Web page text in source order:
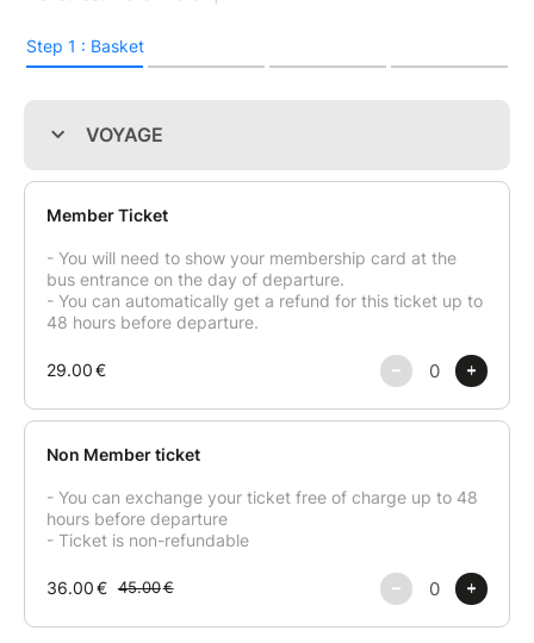
✅ Inclus
Photos & vidéos
Repas
Dépenses personnelles
Programme du voyage
Le départ se fait depuis Lille tôt le matin. Le trajet
permet de se reposer ou de faire connaissance avec
de matinée, avec une journée complète devant soi
pour explorer la ville.
Tu auras 9h pour profiter à ta manière : balade à
vélo, visite de musées, pause dans un coffee shop,
tour en bateau, découverte des canaux, shopping